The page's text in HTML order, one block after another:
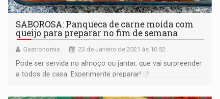
SABOROSA: Panqueca de carne moída com
queijo para preparar no fim de semana
Gastronomia 23 de Janeiro de 2021 às 10:52
Pode ser servida no almoço ou jantar, que vai surpreender
a todos de casa. Experimente preparar!